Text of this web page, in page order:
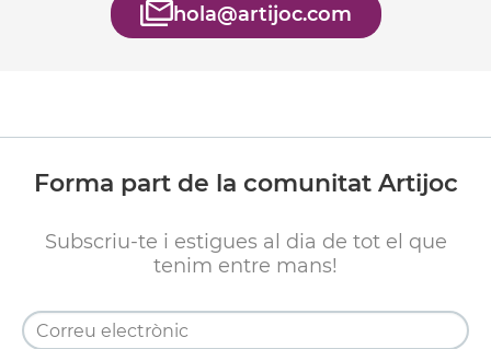
hola@artijoc.com
Forma part de la comunitat Artijoc
Subscriu-te i estigues al dia de tot el que
tenim entre mans!